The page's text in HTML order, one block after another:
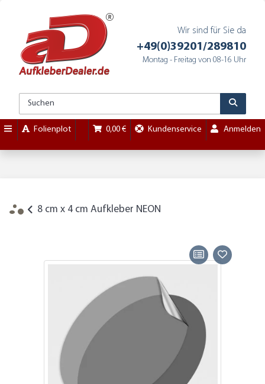
Wir sind für Sie da
+49(0)39201/289810
Montag - Freitag von 08-16 Uhr
Folienplot 0,00 € Kundenservice Anmelden
8 cm x 4 cm Aufkleber NEON